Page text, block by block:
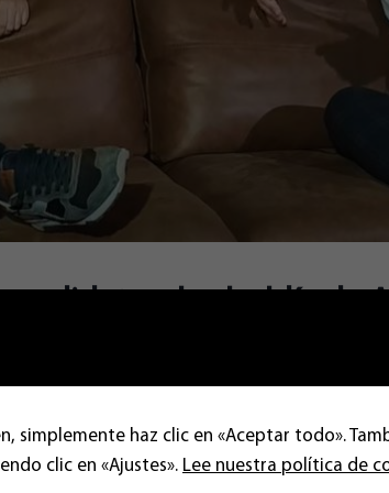
a la alcaldía de la capital de la
simplemente haz clic en «Aceptar todo».
clic en «Ajustes». Lee nuestra política de